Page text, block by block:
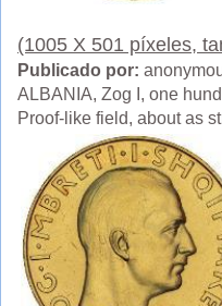
(1005 X 501 píxeles,
Publicado por:
ALBANIA, Zog I, one
Proof-like field, about as